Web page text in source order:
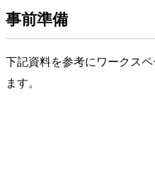
事前準備
下記資料を参考にワークス
ます。